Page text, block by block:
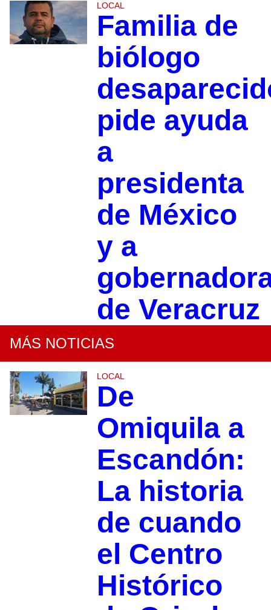
LOCAL
Familia de
biólogo
pide ayuda
a
presidenta
de México
y a
de Veracruz
MÁS NOTICIAS
LOCAL
De
Omiquila a
Escandón:
La historia
de cuando
el Centro
Histórico